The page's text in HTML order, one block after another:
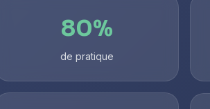
80%
de pratique